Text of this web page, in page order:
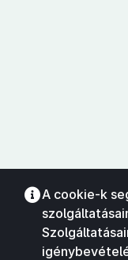
A cookie-k